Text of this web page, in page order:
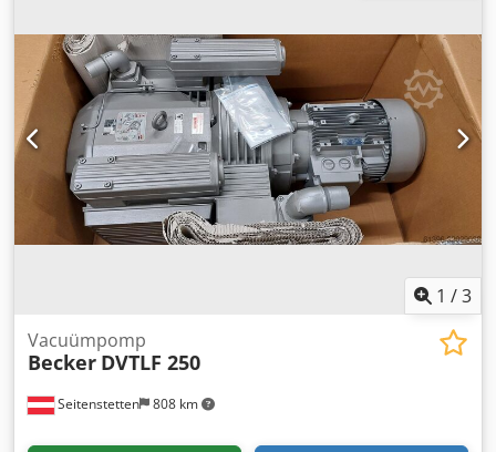
1 /3
Seitenstetten 808 km
Vacuümpomp
Becker DVTLF 250